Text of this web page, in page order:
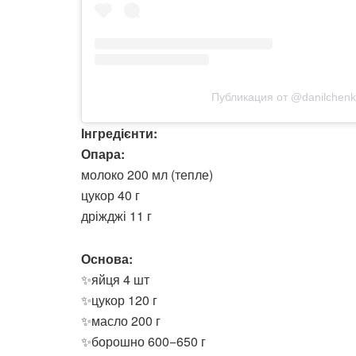
Публикация от
Інгредієнти:
Опара:
молоко 200 мл (тепле)
цукор 40 г
дріжджі 11 г
Основа:
✨яйця 4 шт
✨цукор 120 г
✨масло 200 г
✨борошно 600−650 г